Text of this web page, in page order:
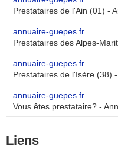
Prestataires de l'Ain (01) -
annuaire-guepes.fr
Prestataires des Alpes-
annuaire-guepes.fr
Prestataires de l'Isère (38)
annuaire-guepes.fr
Vous êtes prestataire? -
Liens